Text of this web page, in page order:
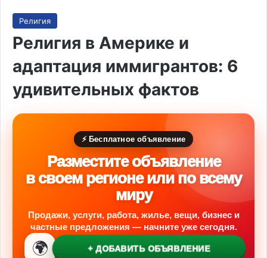
Религия
Религия в Америке и
адаптация иммигрантов: 6
удивительных фактов
⚡ Бесплатное объявление
Разместите объявление
в своем регионе или по всему
миру
Продажи, услуги, работа, жилье, вещи, бизнес и
частные предложения — начните уже сегодня.
🌍 + ДОБАВИТЬ ОБЪЯВЛЕНИЕ